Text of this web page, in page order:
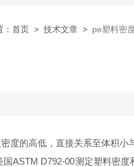
首页 > 技术文章 > pe塑料密
度的高低，直接关系至体积小
国ASTM D792-00测定塑料密度